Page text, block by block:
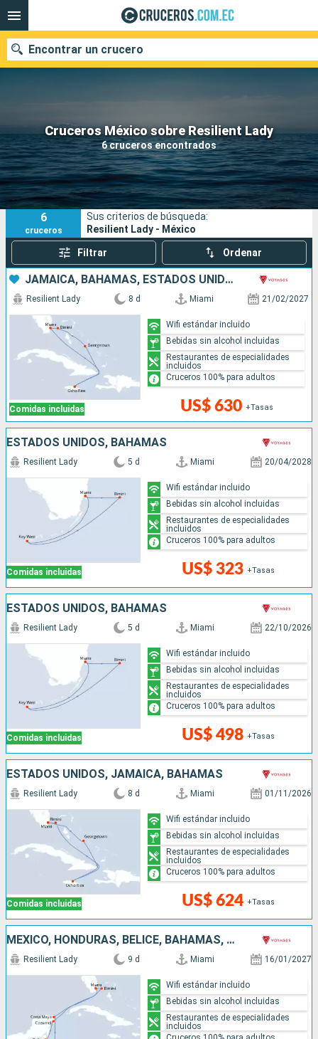
Cruceros México sobre Resilient Lady
6 cruceros encontrados
Encontrar un crucero
Nuestros destinos
Fecha de salida
Puertos Compañías
Buscar
6
cruceros
Sus criterios de búsqueda:
Resilient Lady - México
Filtrar Ordenar
JAMAICA, BAHAMAS, ESTADOS UNIDOS
Comidas incluidas
Resilient Lady 8 d Miami 21/02/2027
US$ 630 +Tasas
Wifi estándar incluido
Bebidas sin alcohol incluidas
Restaurantes de especialidades
incluidos
Cruceros 100% para adultos
ESTADOS UNIDOS, BAHAMAS
Comidas incluidas
Resilient Lady 5 d Miami 20/04/2028
US$ 323 +Tasas
Wifi estándar incluido
Bebidas sin alcohol incluidas
Restaurantes de especialidades
incluidos
Cruceros 100% para adultos
ESTADOS UNIDOS, BAHAMAS
Comidas incluidas
Resilient Lady 5 d Miami 22/10/2026
US$ 498 +Tasas
Wifi estándar incluido
Bebidas sin alcohol incluidas
Restaurantes de especialidades
incluidos
Cruceros 100% para adultos
ESTADOS UNIDOS, JAMAICA, BAHAMAS
Comidas incluidas
Resilient Lady 8 d Miami 01/11/2026
US$ 624 +Tasas
Wifi estándar incluido
Bebidas sin alcohol incluidas
Restaurantes de especialidades
incluidos
Cruceros 100% para adultos
MÉXICO, HONDURAS, BELICE, BAHAMAS, ESTADOS UNIDOS
Resilient Lady 9 d Miami 16/01/2027
Wifi estándar incluido
Bebidas sin alcohol incluidas
Restaurantes de especialidades
incluidos